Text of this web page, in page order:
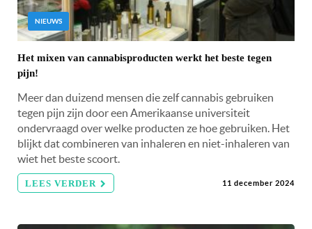
NIEUWS
Het mixen van cannabisproducten werkt het beste tegen
pijn!
Meer dan duizend mensen die zelf cannabis gebruiken
tegen pijn zijn door een Amerikaanse universiteit
ondervraagd over welke producten ze hoe gebruiken. Het
blijkt dat combineren van inhaleren en niet-inhaleren van
wiet het beste scoort.
LEES VERDER 11 december 2024